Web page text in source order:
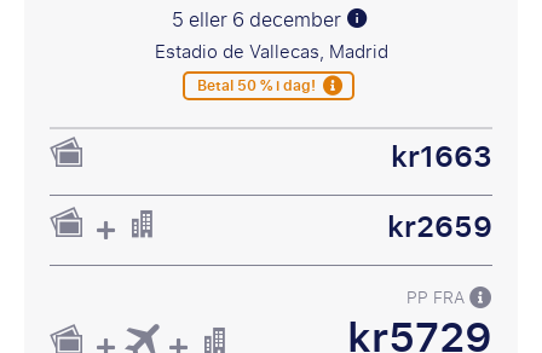
5 eller 6 december
Estadio de Vallecas, Madrid
Betal 50 % i dag!
kr1663
kr2659
PP FRA